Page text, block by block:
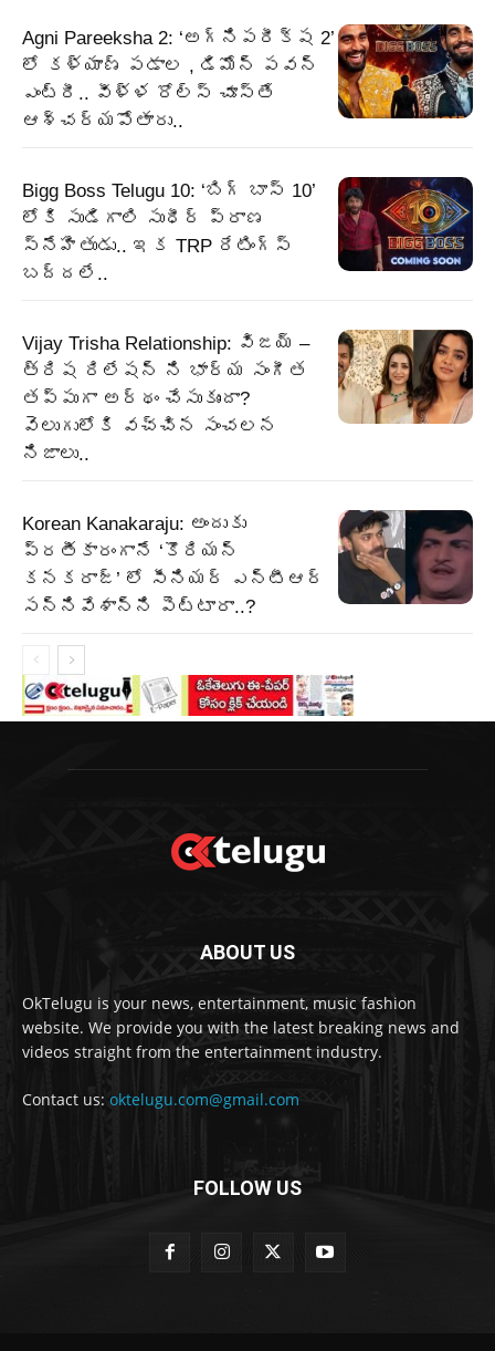
Agni Pareeksha 2: ‘అగ్నిపరీక్ష 2’
లో కళ్యాణ్ పడాల , డిమోన్ పవన్
ఎంట్రీ.. వీళ్ళ రోల్స్ చూస్తే
ఆశ్చర్యపోతారు..
Bigg Boss Telugu 10: ‘బిగ్ బాస్ 10’
లోకి సుడిగాలి సుధీర్ ప్రాణ
స్నేహితుడు.. ఇక TRP రేటింగ్స్
బద్దలే..
Vijay Trisha Relationship: విజయ్ –
త్రిష రిలేషన్ ని భార్య సంగీత
తప్పుగా అర్థం చేసుకుందా?
వెలుగులోకి వచ్చిన సంచలన
నిజాలు..
Korean Kanakaraju: అందుకు
ప్రతీకారంగానే ‘కొరియన్
కనకరాజ్’ లో సీనియర్ ఎన్టీఆర్
సన్నివేశాన్ని పెట్టారా..?
ABOUT US
OkTelugu is your news, entertainment, music fashion
website. We provide you with the latest breaking news and
videos straight from the entertainment industry.
Contact us: oktelugu.com@gmail.com
FOLLOW US